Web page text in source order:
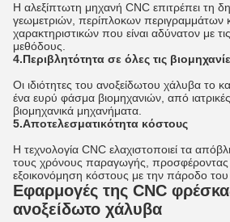
Η αλεξίπτωτη μηχανή CNC επιτρέπει τη
γεωμετριών, περίπλοκων περιγραμμάτων
χαρακτηριστικών που είναι αδύνατον με
μεθόδους.
4.Περιβλητότητα σε όλες τις
Οι ιδιότητες του ανοξείδωτου χάλυβα το
ένα ευρύ φάσμα βιομηχανιών, από
βιομηχανικά μηχανήματα.
5.Αποτελεσματικότητα κόστους
Η τεχνολογία CNC ελαχιστοποιεί τα
τους χρόνους παραγωγής, προσφέροντας
εξοικονόμηση κόστους με την πάροδο του
Εφαρμογές της CNC
ανοξείδωτο χάλυβα